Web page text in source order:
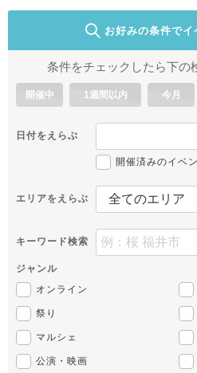
お好みの条件で
条件をチェックしたら下の
開催中 1週間以内 今月
日付をえらぶ
開催済みのイベ
エリアをえらぶ
キーワード検索
ジャンル
オンライン
祭り
マルシェ
公演・映画